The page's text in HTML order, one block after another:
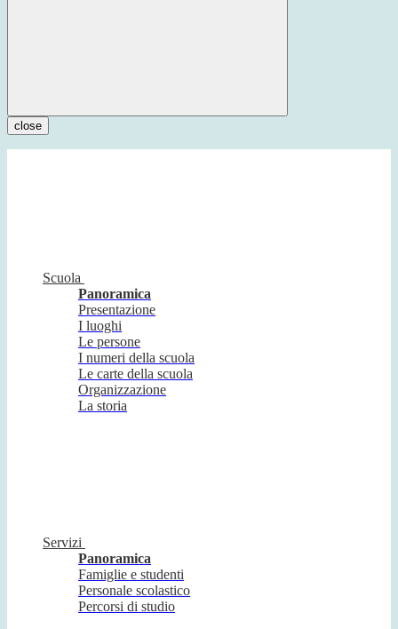
close
Scuola
Panoramica
Presentazione
I luoghi
Le persone
I numeri della scuola
Le carte della scuola
Organizzazione
La storia
Servizi
Panoramica
Famiglie e studenti
Personale scolastico
Percorsi di studio